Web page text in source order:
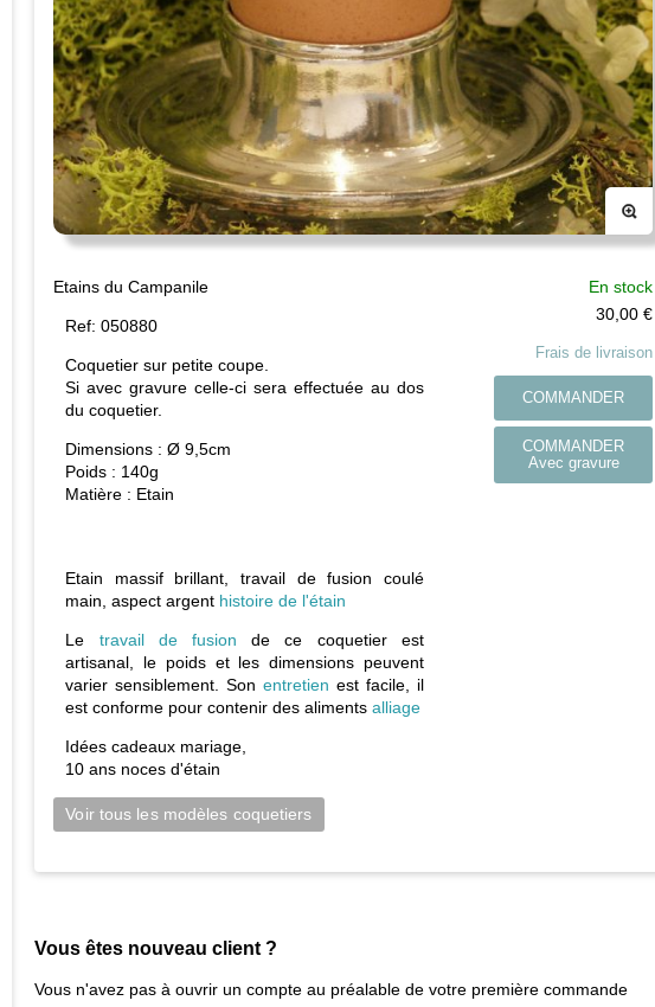
En stock
30,00 €
Frais de livraison
COMMANDER
COMMANDER
Avec gravure
Etains du Campanile
Ref:050880
Coquetier sur petite coupe.
Si avec gravure celle-ci sera effectuée au dos
du coquetier.
Dimensions :Ø 9,5cm
Poids : 140g
Matière : Etain
Etain massif brillant, travail de fusion coulé
main, aspect argent histoire de l'étain
Le travail de fusion de ce coquetier est
artisanal, le poids et les dimensions peuvent
varier sensiblement. Sonentretien est facile, il
est conforme pour contenir des alimentsalliage
Idées cadeaux mariage,
10 ans noces d'étain
Voir tous les modèles coquetiers
Vous êtes nouveau client ?
Vous n'avez pas à ouvrir un compte au préalable de votre première commande